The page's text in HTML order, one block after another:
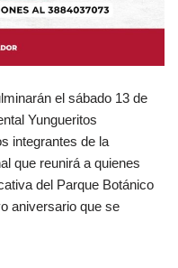
el sábado 13 de
Yungueritos
integrantes de la
que reunirá a quienes
del Parque Botánico
aniversario que se